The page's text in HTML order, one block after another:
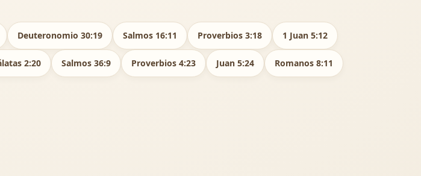
Deuteronomio 30:19 Salmos 16:11 Proverbios 3:18 1 Juan 5:12
2:20 Salmos 36:9 Proverbios 4:23 Juan 5:24 Romanos 8:11